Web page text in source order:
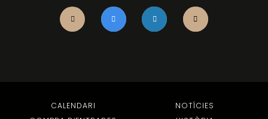
CALENDARI
NOTÍCIES